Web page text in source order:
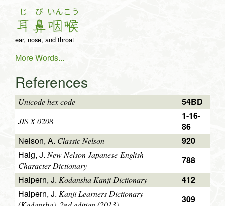
じ
耳
び
鼻
いん
咽
こう
喉
ear, nose, and throat
More Words...
References
Unicode hex code 54BD
JIS X 0208
1-16-
86
Nelson, A. Classic Nelson
920
Haig, J.New Nelson Japanese-English
Character Dictionary
788
Halpern, J. Kodansha Kanji Dictionary
412
Halpern, J. Kanji Learners Dictionary
309